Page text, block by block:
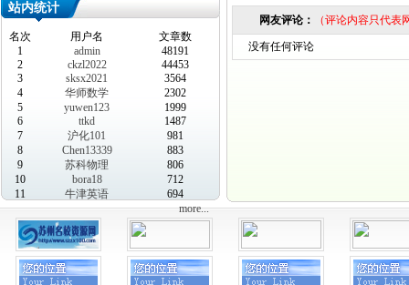
站内统计
名次 用户名
文章数
1
admin
48191
2
ckzl2022
44453
3
sksx2021
3564
4
华师数学
2302
5
yuwen123
1999
6
ttkd
1487
7
沪化101
981
8
Chen13339
883
9
苏科物理
806
10
bora18
712
11
牛津英语
694
more...
网友评论： （评论内容只代
没有任何评论